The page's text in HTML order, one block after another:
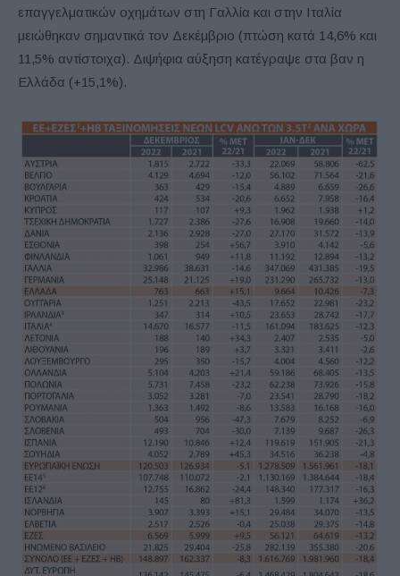
επαγγελματικών οχημάτων στη Γαλλία και στην Ιταλία
μειώθηκαν σημαντικά τον Δεκέμβριο (πτώση κατά 14,6% και
11,5% αντίστοιχα). Διψήφια αύξηση κατέγραψε στα βαν η
Ελλάδα (+15,1%).